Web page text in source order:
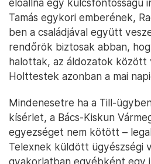
előállna egy kulcsfontosságú
Tamás egykori emberének,
ben a családjával együtt
rendőrök biztosak abban,
halottak, az áldozatok között
Holttestek azonban a mai
Mindenesetre ha a Till-
kísérlet, a Bács-Kiskun
egyezséget nem kötött –
Telexnek küldött ügyészségi
gyakorlatban egyébként egy